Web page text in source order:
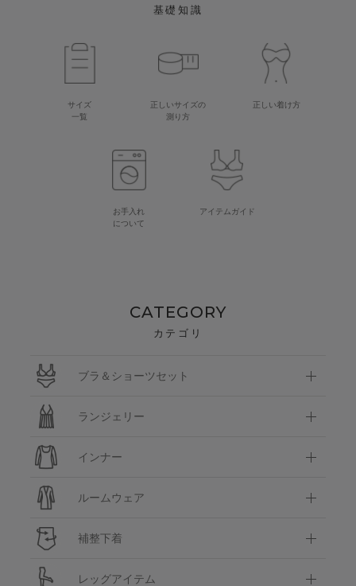
基礎知識
サイズ
一覧
正しいサイズの
測り方
正しい着け方
お手入れ
について
アイテムガイド
CATEGORY
カテゴリ
ブラ＆ショーツセット
ランジェリー
インナー
ルームウェア
補整下着
レッグアイテム